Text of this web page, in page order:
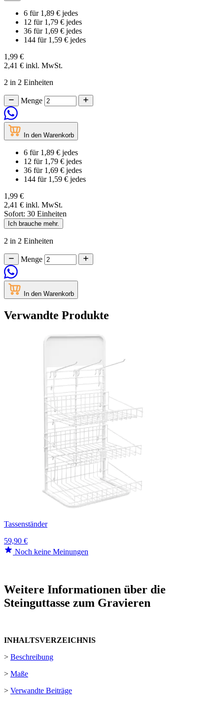
6 für 1,89 € jedes
12 für 1,79 € jedes
36 für 1,69 € jedes
144 für 1,59 € jedes
1,99 €
2,41 € inkl. MwSt.
2 in 2 Einheiten
Menge
In den Warenkorb
6 für 1,89 € jedes
12 für 1,79 € jedes
36 für 1,69 € jedes
144 für 1,59 € jedes
1,99 €
2,41 € inkl. MwSt.
Sofort: 30 Einheiten
Ich brauche mehr.
2 in 2 Einheiten
Menge
In den Warenkorb
Verwandte Produkte
Tassenständer
59,90 €
Noch keine Meinungen
Weitere Informationen über die
Steinguttasse zum Gravieren
INHALTSVERZEICHNIS
> Beschreibung
> Maße
> Verwandte Beiträge